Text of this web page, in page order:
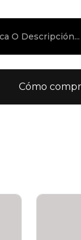
Cómo